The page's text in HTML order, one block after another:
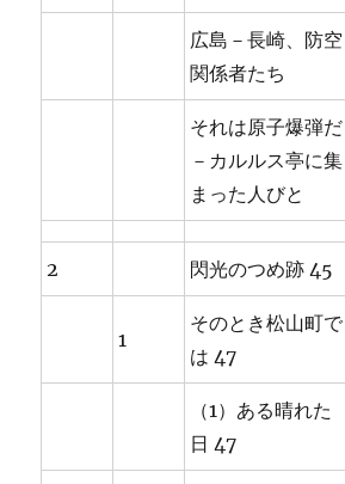
広島－長崎、防空
関係者たち
それは原子爆弾だ
－カルルス亭に集
まった人びと
2 閃光のつめ跡 45
1
そのとき松山町で
は 47
（1）ある晴れた
日 47